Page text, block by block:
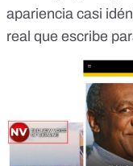
apariencia casi
real que escribe